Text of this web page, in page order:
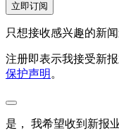
立即订阅
只想接收感兴趣的新
注册即表示我接受新
保护声明 。
是， 我希望收到新报